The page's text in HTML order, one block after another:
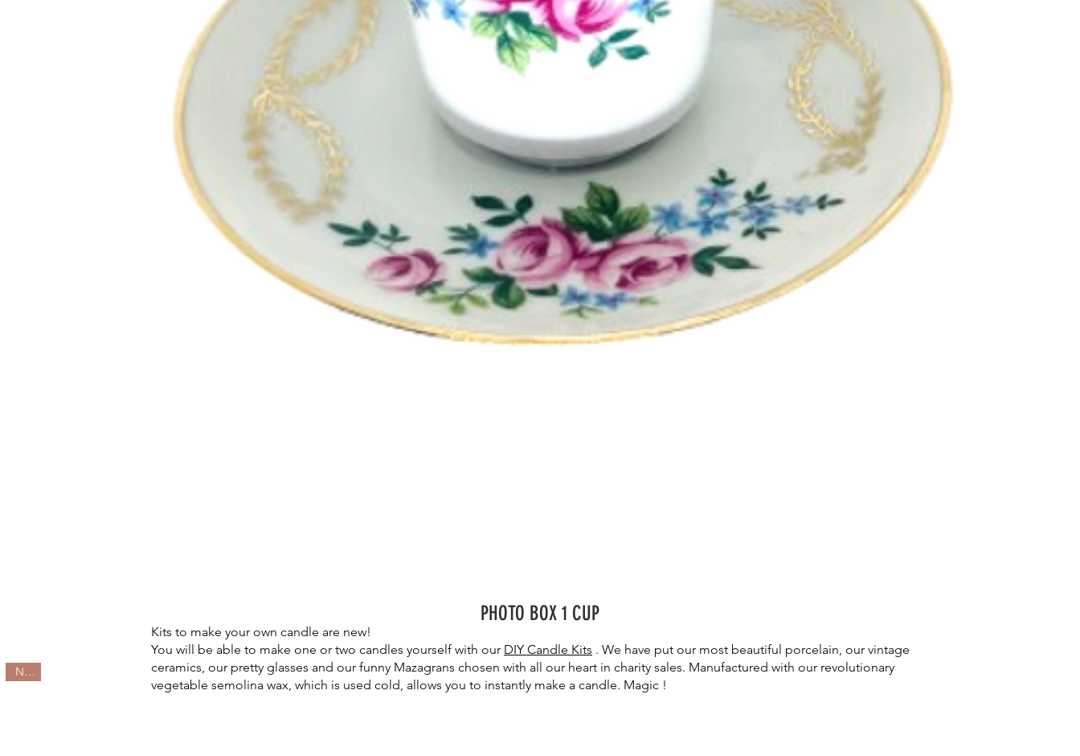
Kits to make your own candle are new!
You will be able to make one or two candles yourself with our DIY Candle Kits . We have put our most beautiful porcelain, our vintage
ceramics, our pretty glasses and our funny Mazagrans chosen with all our heart in charity sales. Manufactured with our revolutionary
vegetable semolina wax, which is used cold, allows you to instantly make a candle. Magic !
PHOTO BOX 1 CUP
New !